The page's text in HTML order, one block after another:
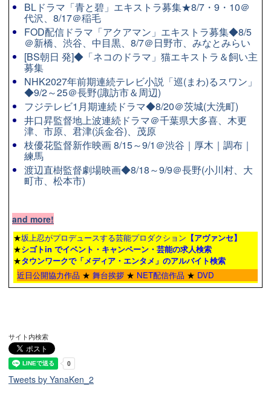
BLドラマ「青と碧」エキストラ募集★8/7・9・10＠
代沢、8/17＠稲毛
FOD配信ドラマ「アクアマン」エキストラ募集◆8/5
＠新橋、渋谷、中目黒、8/7＠日野市、みなとみらい
[BS朝日 発]◆「ネコのドラマ」猫エキストラ＆飼い主
募集
NHK2027年前期連続テレビ小説「巡(まわ)るスワン」
◆9/2～25＠長野(諏訪市＆周辺)
フジテレビ1月期連続ドラマ◆8/20＠茨城(大洗町)
井口昇監督地上波連続ドラマ＠千葉県大多喜、木更
津、市原、君津(浜金谷)、茂原
枝優花監督新作映画 8/15～9/1＠渋谷｜厚木｜調布｜
練馬
渡辺直樹監督劇場映画◆8/18～9/9＠長野(小川村、大
町市、松本市)
and more!
★坂上忍がプロデュースする芸能プロダクション 【アヴァンセ】
★シゴトin でイベント・キャンペーン・芸能の求人検索
★タウンワークで「メディア・エンタメ」のアルバイト検索
近日公開協力作品 ★ 舞台挨拶 ★ NET配信作品 ★ DVD
サイト内検索
Tweets by YanaKen_2